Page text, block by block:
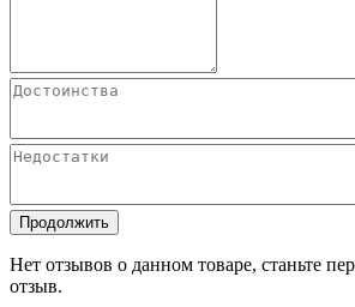
Продолжить
Нет отзывов о данном товаре, станьте
отзыв.